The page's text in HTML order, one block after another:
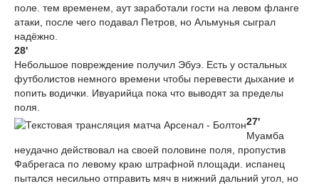
поле. тем временем, аут заработали гости на левом фланге
атаки, после чего подавал Петров, но Альмунья сыграл
надёжно.
28'
Небольшое повреждение получил Эбуэ. Есть у остальных
футболистов немного времени чтобы перевести дыхание и
попить водички. Ивуарийца пока что выводят за пределы
поля.
27'
Муамба
неудачно действовал на своей половине поля, пропустив
Фабрегаса по левому краю штрафной площади. испанец
пытался несильно отправить мяч в нижний дальний угол, но